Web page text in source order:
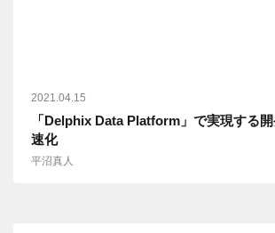
2021.04.15
「Delphix Data Platform」で実現する
速化
平沼真人